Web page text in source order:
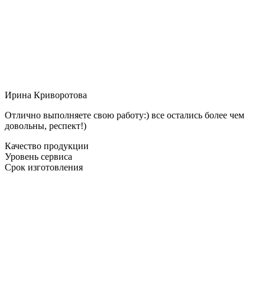
Ирина Криворотова
Отлично выполняете свою работу:) все остались более чем
довольны, респект!)
Качество продукции
Уровень сервиса
Срок изготовления